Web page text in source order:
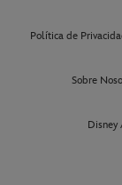
Política de
Sobre
Disney